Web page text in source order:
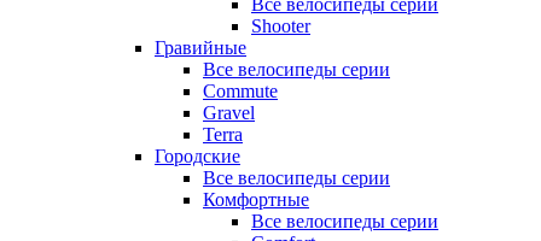
Все велосипеды серии
Shooter
Гравийные
Все велосипеды серии
Commute
Gravel
Terra
Городские
Все велосипеды серии
Комфортные
Все велосипеды серии